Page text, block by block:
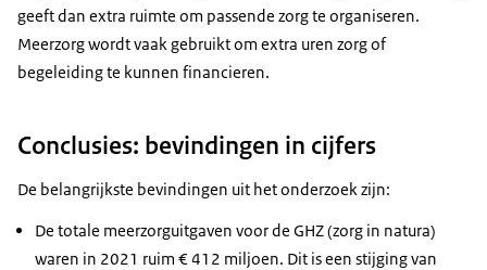
geeft dan extra ruimte om passende zorg te organiseren.
Meerzorg wordt vaak gebruikt om extra uren zorg of
begeleiding te kunnen financieren.
Conclusies: bevindingen in cijfers
De belangrijkste bevindingen uit het onderzoek zijn:
De totale meerzorguitgaven voor de GHZ (zorg in natura)
waren in 2021 ruim € 412 miljoen. Dit is een stijging van